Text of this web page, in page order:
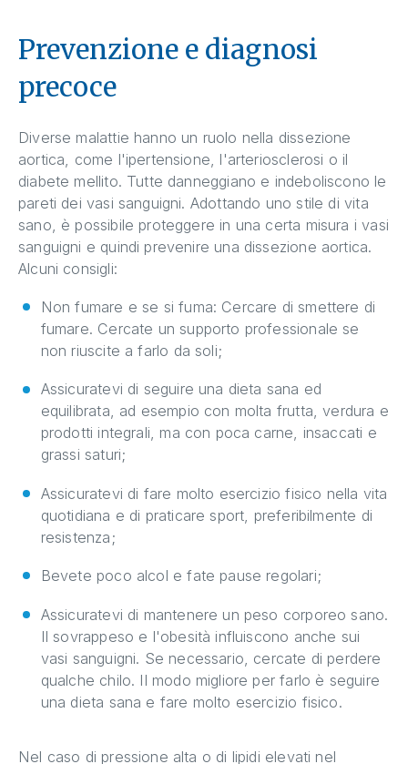
Prevenzione e diagnosi
precoce
Diverse malattie hanno un ruolo nella dissezione
aortica, come l'ipertensione, l'arteriosclerosi o il
diabete mellito. Tutte danneggiano e indeboliscono le
pareti dei vasi sanguigni. Adottando uno stile di vita
sano, è possibile proteggere in una certa misura i vasi
sanguigni e quindi prevenire una dissezione aortica.
Alcuni consigli:
Non fumare e se si fuma: Cercare di smettere di
fumare. Cercate un supporto professionale se
non riuscite a farlo da soli;
Assicuratevi di seguire una dieta sana ed
equilibrata, ad esempio con molta frutta, verdura e
prodotti integrali, ma con poca carne, insaccati e
grassi saturi;
Assicuratevi di fare molto esercizio fisico nella vita
quotidiana e di praticare sport, preferibilmente di
resistenza;
Bevete poco alcol e fate pause regolari;
Assicuratevi di mantenere un peso corporeo sano.
Il sovrappeso e l'obesità influiscono anche sui
vasi sanguigni. Se necessario, cercate di perdere
qualche chilo. Il modo migliore per farlo è seguire
una dieta sana e fare molto esercizio fisico.
Nel caso di pressione alta o di lipidi elevati nel